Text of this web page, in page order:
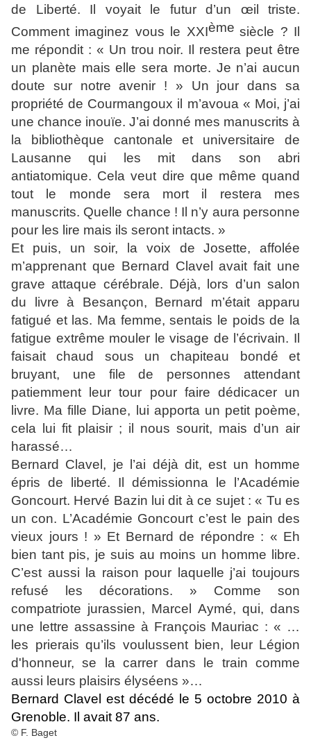
de Liberté. Il voyait le futur d’un œil triste.
Comment imaginez vous le XXIème siècle ? Il
me répondit : « Un trou noir. Il restera peut être
un planète mais elle sera morte. Je n’ai aucun
doute sur notre avenir ! » Un jour dans sa
propriété de Courmangoux il m’avoua « Moi, j’ai
une chance inouïe. J’ai donné mes manuscrits à
la bibliothèque cantonale et universitaire de
Lausanne qui les mit dans son abri
antiatomique. Cela veut dire que même quand
tout le monde sera mort il restera mes
manuscrits. Quelle chance ! Il n’y aura personne
pour les lire mais ils seront intacts. »
Et puis, un soir, la voix de Josette, affolée
m’apprenant que Bernard Clavel avait fait une
grave attaque cérébrale. Déjà, lors d’un salon
du livre à Besançon, Bernard m’était apparu
fatigué et las. Ma femme, sentais le poids de la
fatigue extrême mouler le visage de l’écrivain. Il
faisait chaud sous un chapiteau bondé et
bruyant, une file de personnes attendant
patiemment leur tour pour faire dédicacer un
livre. Ma fille Diane, lui apporta un petit poème,
cela lui fit plaisir ; il nous sourit, mais d’un air
harassé…
Bernard Clavel, je l’ai déjà dit, est un homme
épris de liberté. Il démissionna le l’Académie
Goncourt. Hervé Bazin lui dit à ce sujet : « Tu es
un con. L’Académie Goncourt c’est le pain des
vieux jours ! » Et Bernard de répondre : « Eh
bien tant pis, je suis au moins un homme libre.
C’est aussi la raison pour laquelle j’ai toujours
refusé les décorations. » Comme son
compatriote jurassien, Marcel Aymé, qui, dans
une lettre assassine à François Mauriac : « …
les prierais qu’ils voulussent bien, leur Légion
d'honneur, se la carrer dans le train comme
aussi leurs plaisirs élyséens »…
Bernard Clavel est décédé le 5 octobre 2010 à
Grenoble. Il avait 87 ans.
© F. Baget